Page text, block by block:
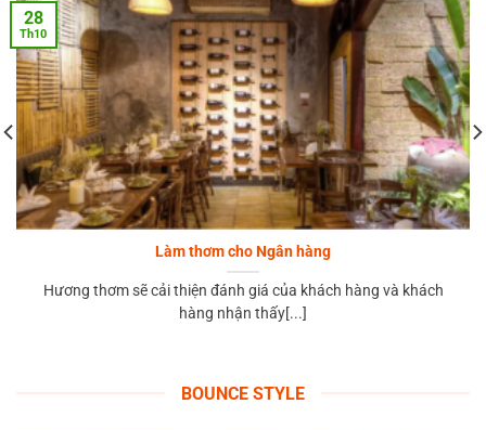
Làm thơm cho Ngân hàng
Hương thơm sẽ cải thiện đánh giá của khách hàng và khách
hàng nhận thấy[...]
28
Th10
BOUNCE STYLE